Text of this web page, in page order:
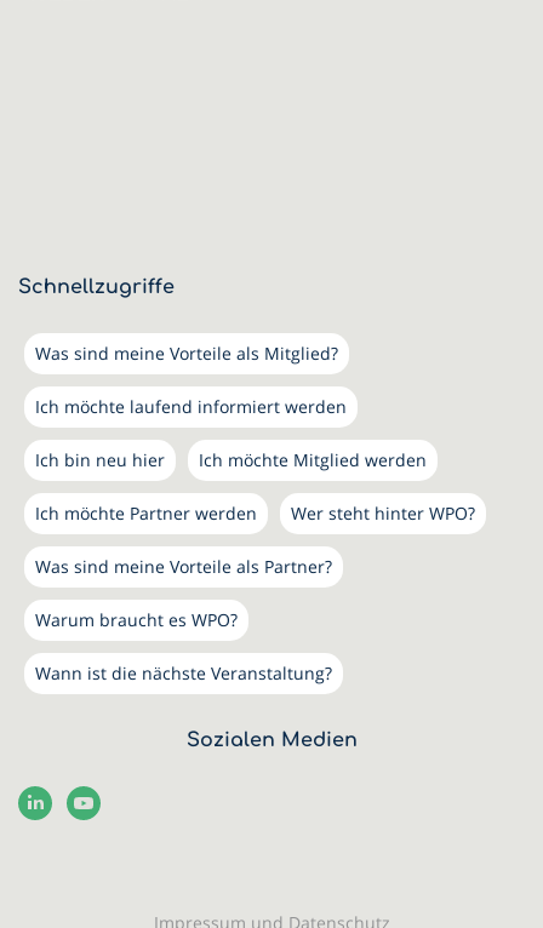
Schnellzugriffe
Was sind meine Vorteile als Mitglied?
Ich möchte laufend informiert werden
Ich bin neu hier Ich möchte Mitglied werden
Ich möchte Partner werden Wer steht hinter WPO?
Was sind meine Vorteile als Partner?
Warum braucht es WPO?
Wann ist die nächste Veranstaltung?
Sozialen Medien
Impressum und Datenschutz